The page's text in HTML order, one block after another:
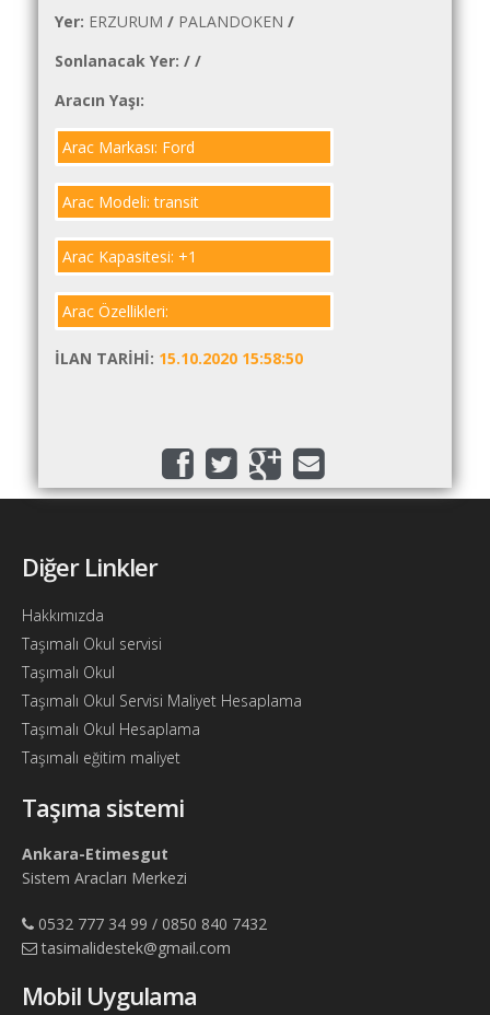
İlanlar
Söför
arayanlar
arayanlar
Aracına
Yol
Katsayısı
Ajandam
Hakkımızda
İletişim
Yer: ERZURUM / PALANDOKEN /
Sonlanacak Yer: / /
Aracın Yaşı:
Arac Markası: Ford
Arac Modeli: transit
Arac Kapasitesi: +1
Arac Özellikleri:
İLAN TARIHI: 15.10.2020 15:58:50
Diğer Linkler
Hakkımızda
Taşımalı Okul servisi
Taşımalı Okul
Taşımalı Okul Servisi Maliyet Hesaplama
Taşımalı Okul Hesaplama
Taşımalı eğitim maliyet
Taşıma sistemi
Ankara-Etimesgut
Sistem Aracları Merkezi
0532 777 34 99 / 0850 840 7432
tasimalidestek@gmail.com
Mobil Uygulama